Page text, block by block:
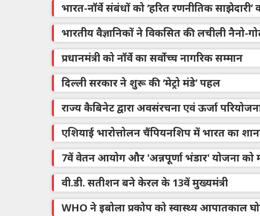
भारत-नॉर्वे संबंधों को ‘हरित रणनीतिक साझेदारी’
भारतीय वैज्ञानिकों ने विकसित की लचीली नैनो-
प्रधानमंत्री को नॉर्वे का सर्वोच्च नागरिक सम्मान
दिल्ली सरकार ने शुरू की ‘मेट्रो मंडे’ पहल
राज्य कैबिनेट द्वारा अवसंरचना एवं ऊर्जा
एशियाई भारोत्तोलन चैंपियनशिप में भारत का
7वें वेतन आयोग और 'अन्नपूर्णा भंडार' योजना को
वी.डी. सतीशन बने केरल के 13वें मुख्यमंत्री
WHO ने इबोला प्रकोप को स्वास्थ्य आपातकाल